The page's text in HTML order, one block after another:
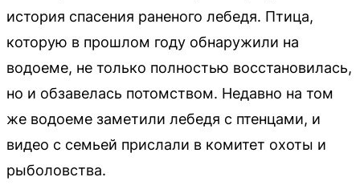
история спасения раненого лебедя. Птица,
которую в прошлом году обнаружили на
водоеме, не только полностью восстановилась,
но и обзавелась потомством. Недавно на том
же водоеме заметили лебедя с птенцами, и
видео с семьей прислали в комитет охоты и
рыболовства.